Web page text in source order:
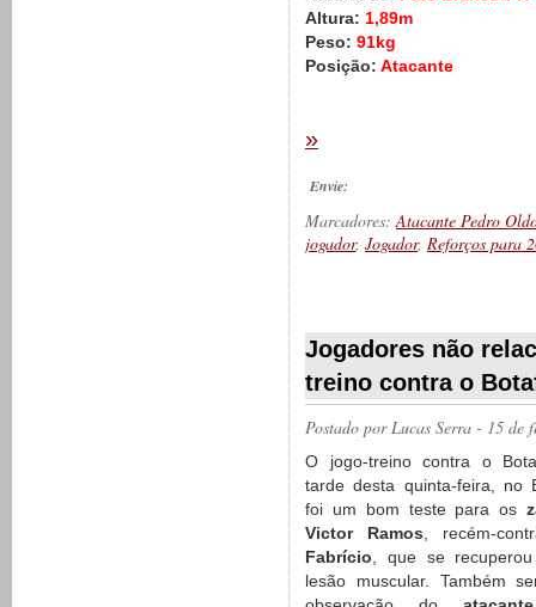
Altura: 1,89m
Peso: 91kg
Posição: Atacante
»
Envie:
Marcadores:Atacante Pedro
jogador, Jogador, Reforços para
Jogadores não
treino contra o
Postado porLucas Serra - 15 de
O jogo-treino contra o
tarde desta quinta-feira, no
foi um bom teste para os
Victor Ramos, recém-
Fabrício, que se
lesão muscular. Também